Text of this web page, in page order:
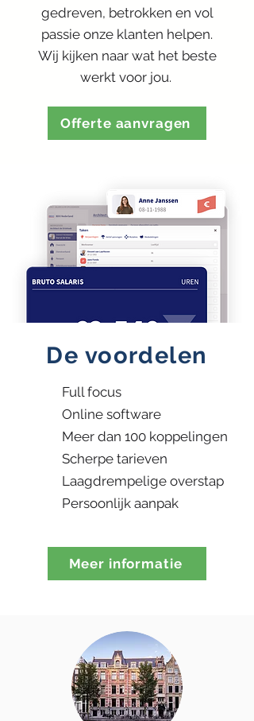
gedreven, betrokken en vol
passie onze klanten helpen.
Wij kijken naar wat het beste
werkt voor jou.
Offerte aanvragen
De voordelen
Full focus
Online software
Meer dan 100 koppelingen
Scherpe tarieven
Laagdrempelige overstap
Persoonlijk aanpak
Meer informatie